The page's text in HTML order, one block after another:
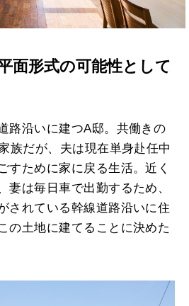
面形式の可能性として
路沿いに建つA邸。共働きの
族だが、夫は現在単身赴任中
すために家に戻る生活。近く
妻は毎日車で出勤するため、
されている幹線道路沿いに住
の土地に建てることに決めた